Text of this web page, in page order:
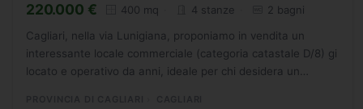
220.000 € 400 mq 4 stanze 2 bagni
Cagliari, nella via Lunigiana, proponiamo in vendita un
interessante locale commerciale (categoria catastale D/8) gi
locato e operativo da anni, ideale per chi desidera un